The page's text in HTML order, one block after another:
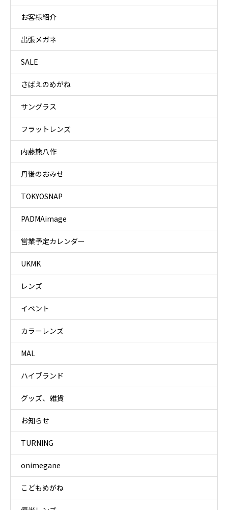
お客様紹介
出張メガネ
SALE
さばえのめがね
サングラス
フラットレンズ
内藤熊八作
丹後のおみせ
TOKYOSNAP
PADMAimage
営業予定カレンダー
UKMK
レンズ
イベント
カラーレンズ
MAL
ハイブランド
グッズ、雑貨
お知らせ
TURNING
onimegane
こどもめがね